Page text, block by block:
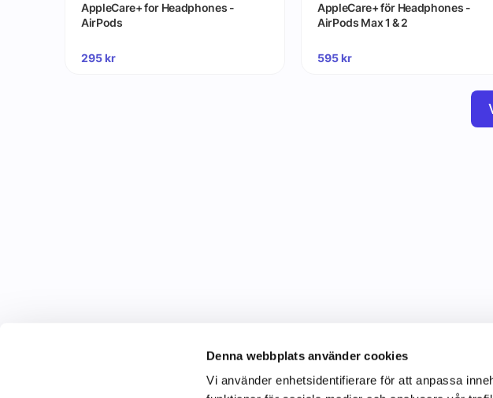
Denna webbplats använder cookies
Vi använder enhetsidentifierare för att anpassa
AppleCare+ for Headphones -
AirPods
295kr
AppleCare+ för Headphones -
AirPods Max 1 & 2
595kr
C&C